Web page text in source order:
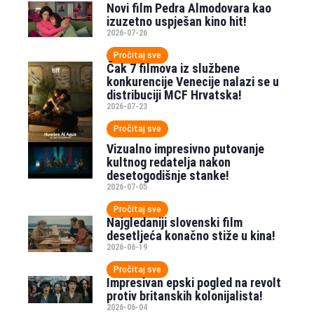
Novi film Pedra Almodovara kao
izuzetno uspješan kino hit!
2026-07-26
Pročitaj sve
Čak 7 filmova iz službene
konkurencije Venecije nalazi se u
distribuciji MCF Hrvatska!
2026-07-23
Pročitaj sve
Vizualno impresivno putovanje
kultnog redatelja nakon
desetogodišnje stanke!
2026-07-05
Pročitaj sve
Najgledaniji slovenski film
desetljeća konačno stiže u kina!
2026-06-19
Pročitaj sve
Impresivan epski pogled na revolt
protiv britanskih kolonijalista!
2026-06-04